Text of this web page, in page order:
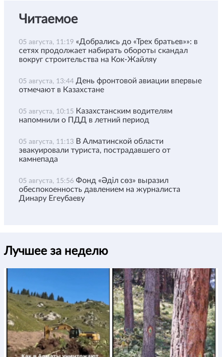
Читаемое
05 августа, 11:19 «Добрались до «Трех братьев»»: в
сетях продолжает набирать обороты скандал
вокруг строительства на Кок-Жайляу
05 августа, 13:44 День фронтовой авиации впервые
отмечают в Казахстане
05 августа, 10:15 Казахстанским водителям
напомнили о ПДД в летний период
05 августа, 11:13 В Алматинской области
эвакуировали туриста, пострадавшего от
камнепада
05 августа, 15:56 Фонд «Әділ сөз» выразил
обеспокоенность давлением на журналиста
Динару Егеубаеву
Лучшее за неделю